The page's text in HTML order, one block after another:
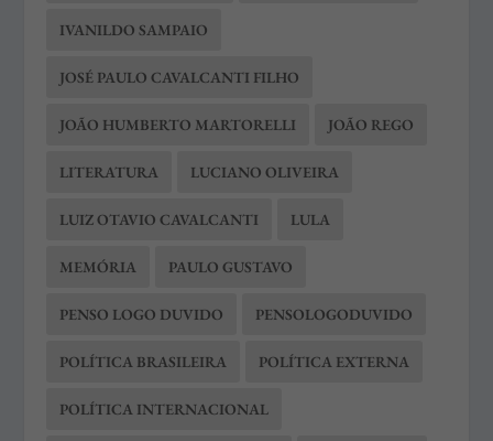
IVANILDO SAMPAIO
JOSÉ PAULO CAVALCANTI FILHO
JOÃO HUMBERTO MARTORELLI JOÃO REGO
LITERATURA LUCIANO OLIVEIRA
LUIZ OTAVIO CAVALCANTI LULA
MEMÓRIA PAULO GUSTAVO
PENSO LOGO DUVIDO PENSOLOGODUVIDO
POLÍTICA BRASILEIRA POLÍTICA EXTERNA
POLÍTICA INTERNACIONAL